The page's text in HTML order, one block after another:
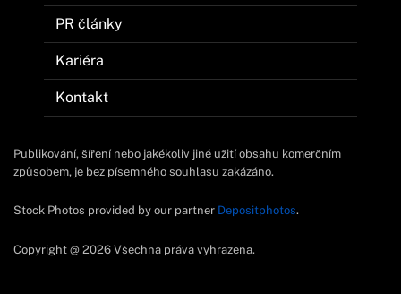
PR články
Kariéra
Kontakt
Publikování, šíření nebo jakékoliv jiné užití obsahu komerčním
způsobem, je bez písemného souhlasu zakázáno.
Stock Photos provided by our partner Depositphotos.
Copyright @ 2026 Všechna práva vyhrazena.